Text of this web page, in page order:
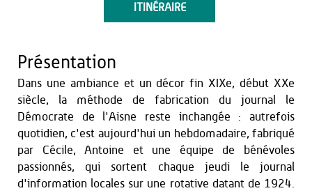
ITINÉRAIRE
Présentation
Dans une ambiance et un décor fin XIXe, début XXe
siècle, la méthode de fabrication du journal le
Démocrate de l'Aisne reste inchangée : autrefois
quotidien, c'est aujourd'hui un hebdomadaire, fabriqué
par Cécile, Antoine et une équipe de bénévoles
passionnés, qui sortent chaque jeudi le journal
d'information locales sur une rotative datant de 1924.